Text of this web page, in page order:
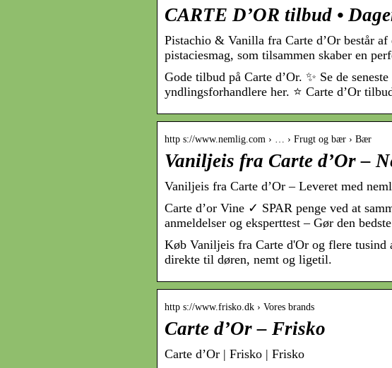
CARTE D’OR tilbud •
Pistachio & Vanilla fra Carte d’Or består
pistaciesmag, som tilsammen skaber en
Gode tilbud på Carte d’Or. ✨ Se de
yndlingsforhandlere her. ⭐ Carte d’Or
http s://www.nemlig.com › … › Frugt og bær › Bær
Vaniljeis fra Carte d’Or –
Vaniljeis fra Carte d’Or – Leveret med
Carte d’or Vine ✓ SPAR penge ved at
anmeldelser og eksperttest – Gør den
Køb Vaniljeis fra Carte d'Or og flere
direkte til døren, nemt og ligetil.
http s://www.frisko.dk › Vores brands
Carte d’Or – Frisko
Carte d’Or | Frisko | Frisko